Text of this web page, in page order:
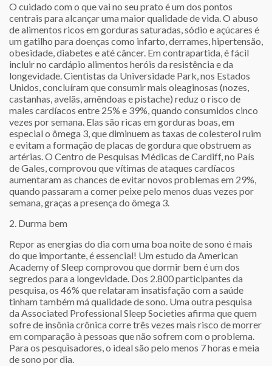
O cuidado com o que vai no seu prato é um dos pontos
centrais para alcançar uma maior qualidade de vida. O abuso
de alimentos ricos em gorduras saturadas, sódio e açúcares é
um gatilho para doenças como infarto, derrames, hipertensão,
obesidade, diabetes e até câncer. Em contrapartida, é fácil
incluir no cardápio alimentos heróis da resistência e da
longevidade. Cientistas da Universidade Park, nos Estados
Unidos, concluíram que consumir mais oleaginosas (nozes,
castanhas, avelãs, amêndoas e pistache) reduz o risco de
males cardíacos entre 25% e 39%, quando consumidos cinco
vezes por semana. Elas são ricas em gorduras boas, em
especial o ômega 3, que diminuem as taxas de colesterol ruim
e evitam a formação de placas de gordura que obstruem as
artérias. O Centro de Pesquisas Médicas de Cardiff, no País
de Gales, comprovou que vítimas de ataques cardíacos
aumentaram as chances de evitar novos problemas em 29%,
quando passaram a comer peixe pelo menos duas vezes por
semana, graças a presença do ômega 3.
2. Durma bem
Repor as energias do dia com uma boa noite de sono é mais
do que importante, é essencial! Um estudo da American
Academy of Sleep comprovou que dormir bem é um dos
segredos para a longevidade. Dos 2.800 participantes da
pesquisa, os 46% que relataram insatisfação com a saúde
tinham também má qualidade de sono. Uma outra pesquisa
da Associated Professional Sleep Societies afirma que quem
sofre de insônia crônica corre três vezes mais risco de morrer
em comparação à pessoas que não sofrem com o problema.
Para os pesquisadores, o ideal são pelo menos 7 horas e meia
de sono por dia.